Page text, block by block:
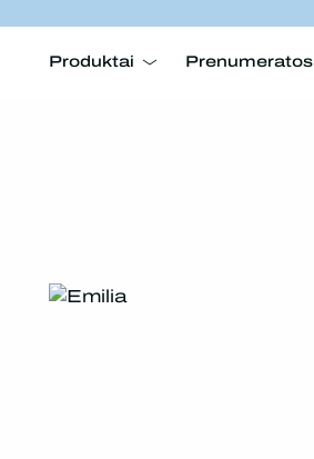
Produktai Prenumeratos